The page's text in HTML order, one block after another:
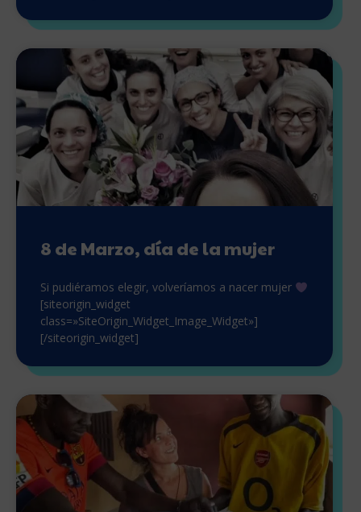
8 de Marzo, día de la mujer
Si pudiéramos elegir, volveríamos a nacer mujer
[siteorigin_widget
class=»SiteOrigin_Widget_Image_Widget»]
[/siteorigin_widget]